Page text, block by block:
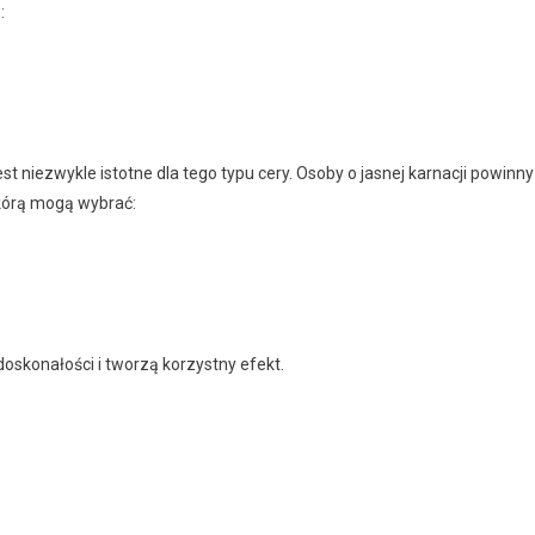
niezwykle istotne dla tego typu cery. Osoby o jasnej karnacji powinny
mogą wybrać:
i tworzą korzystny efekt.